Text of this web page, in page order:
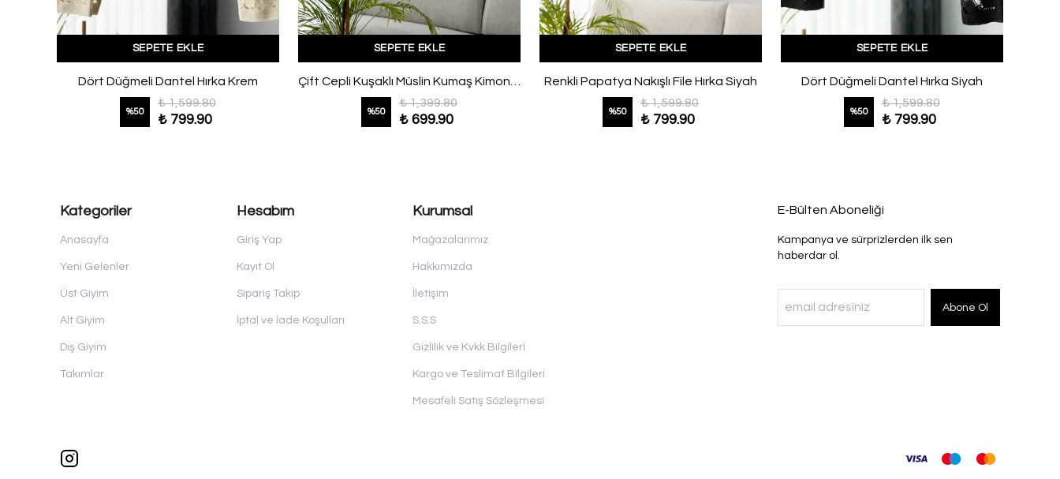
SEPETE EKLE
Dört Düğmeli Dantel Hırka Krem
%50
₺ 1,599.80
₺ 799.90
SEPETE EKLE
Çift Cepli Kuşaklı Müslin Kumaş Kimono Sarı
%50
₺ 1,399.80
₺ 699.90
SEPETE EKLE
Renkli Papatya Nakışlı File Hırka Siyah
%50
₺ 1,599.80
₺ 799.90
SEPETE EKLE
Dört Düğmeli Dantel Hırka Siyah
%50
₺ 1,599.80
₺ 799.90
Kategoriler
Anasayfa
Yeni Gelenler
Üst Giyim
Alt Giyim
Dış Giyim
Takımlar
Hesabım
Giriş Yap
Kayıt Ol
Sipariş Takip
İptal ve İade Koşulları
Kurumsal
Mağazalarımız
Hakkımızda
İletişim
S.S.S
Gizlilik ve Kvkk Bilgileri
Kargo ve Teslimat Bilgileri
Mesafeli Satış Sözleşmesi
E-Bülten Aboneliği
Kampanya ve sürprizlerden ilk sen
haberdar ol.
Abone Ol